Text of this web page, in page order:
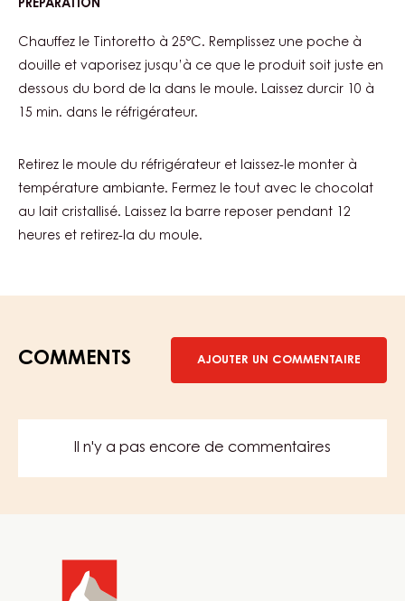
PRÉPARATION
DIGGER
Chauffez le Tintoretto à 25°C. Remplissez une poche à
douille et vaporisez jusqu’à ce que le produit soit juste en
dessous du bord de la dans le moule. Laissez durcir 10 à
15 min. dans le réfrigérateur.
Retirez le moule du réfrigérateur et laissez-le monter à
température ambiante. Fermez le tout avec le chocolat
au lait cristallisé. Laissez la barre reposer pendant 12
heures et retirez-la du moule.
COMMENTS AJOUTER UN COMMENTAIRE
Il n'y a pas encore de commentaires